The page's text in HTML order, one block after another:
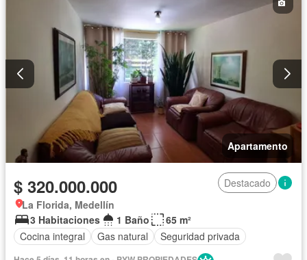
Apartamento
$ 320.000.000
Destacado
La Florida, Medellín
3 Habitaciones
1 Baño
65 m²
Cocina integral
Gas natural Seguridad privada